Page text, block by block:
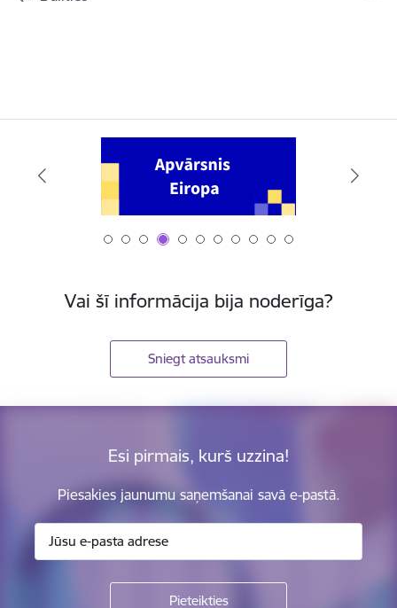
Vai šī informācija bija noderīga?
Sniegt atsauksmi
Esi pirmais, kurš uzzina!
Piesakies jaunumu saņemšanai savā e-pastā.